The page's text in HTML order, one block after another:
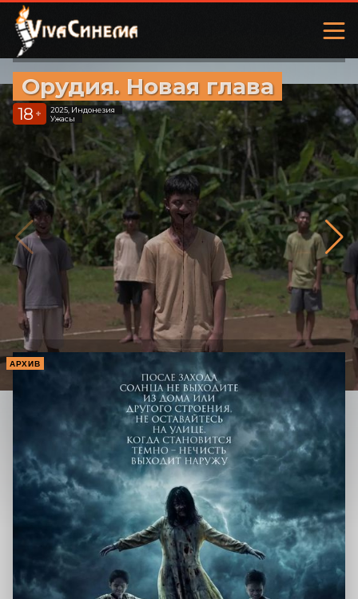
Орудия. Новая глава
18 +
2025, Индонезия
Ужасы
АРХИВ